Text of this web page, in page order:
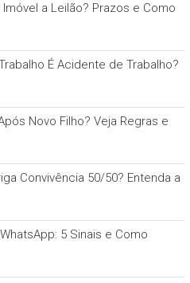
Imóvel a Leilão? Prazos e Como
É Acidente de Trabalho?
Novo Filho? Veja Regras e
Convivência 50/50? Entenda a
5 Sinais e Como